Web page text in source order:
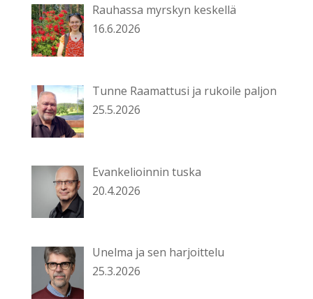
Rauhassa myrskyn keskellä
16.6.2026
Tunne Raamattusi ja rukoile paljon
25.5.2026
Evankelioinnin tuska
20.4.2026
Unelma ja sen harjoittelu
25.3.2026